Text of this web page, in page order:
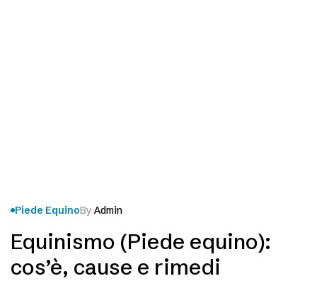
Piede EquinoBy Admin
Equinismo (Piede equino):
cos’è, cause e rimedi